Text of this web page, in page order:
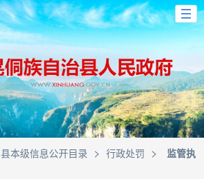
县本级信息公开目录 > 行政处罚 >
监管执